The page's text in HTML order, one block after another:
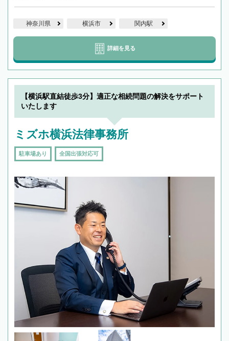
神奈川県 横浜市 関内駅
詳細を見る
【横浜駅直結徒歩3分】適正な相続問題の解決をサポート
いたします
ミズホ横浜法律事務所
駐車場あり 全国出張対応可